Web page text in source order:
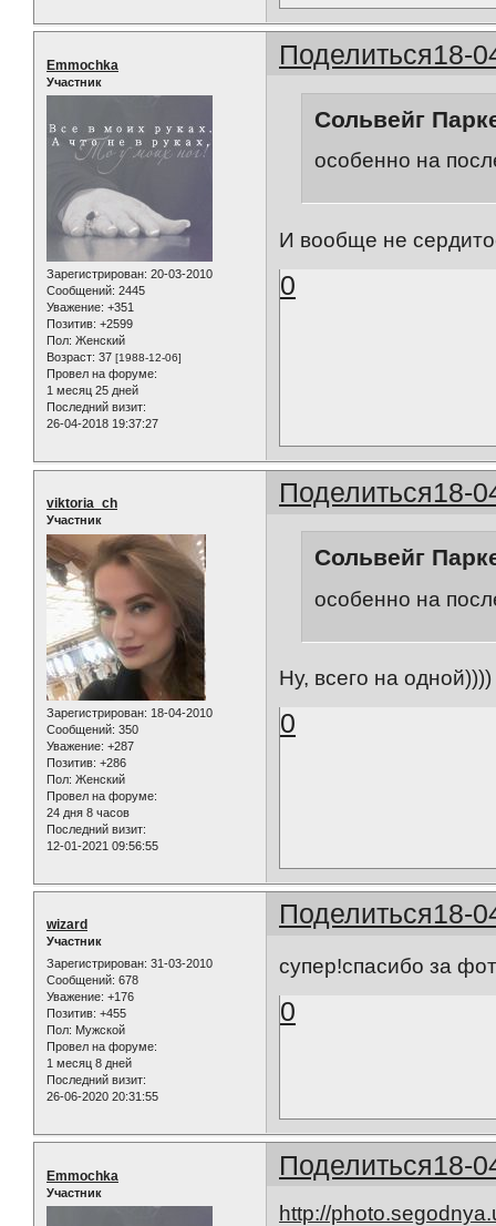
Поделиться18-
Emmochka
Участник
Зарегистрирован: 20-03-2010
Сообщений: 2445
Уважение: +351
Позитив: +2599
Пол: Женский
Возраст: 37 [1988-12-06]
Провел на форуме:
1 месяц 25 дней
Последний визит:
26-04-2018 19:37:27
Сольвейг
особенно на
И вообще не
0
Поделиться18-
viktoria_ch
Участник
Зарегистрирован: 18-04-2010
Сообщений: 350
Уважение: +287
Позитив: +286
Пол: Женский
Провел на форуме:
24 дня 8 часов
Последний визит:
12-01-2021 09:56:55
Сольвейг
особенно на
Ну, всего на
0
Поделиться18-
wizard
Участник
Зарегистрирован: 31-03-2010
Сообщений: 678
Уважение: +176
Позитив: +455
Пол: Мужской
Провел на форуме:
1 месяц 8 дней
Последний визит:
26-06-2020 20:31:55
супер!спасибо за
0
Поделиться18-
Emmochka
Участник
http://